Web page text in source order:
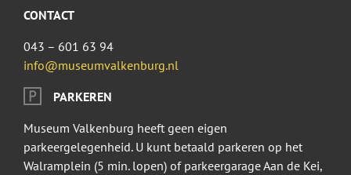
CONTACT
043 – 601 63 94
info@museumvalkenburg.nl
PARKEREN
Museum Valkenburg heeft geen eigen
parkeergelegenheid. U kunt betaald parkeren op het
Walramplein (5 min. lopen) of parkeergarage Aan de Kei,